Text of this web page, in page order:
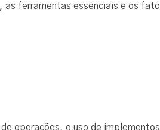
ferramentas essenciais e os
operações, o uso de